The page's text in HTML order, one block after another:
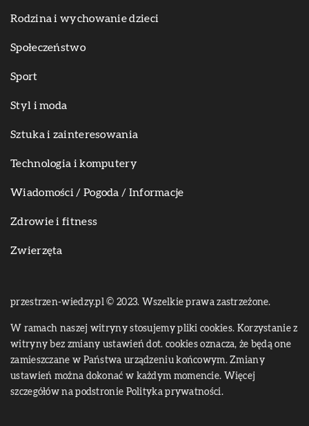
Rodzina i wychowanie dzieci
Społeczeństwo
Sport
Styl i moda
Sztuka i zainteresowania
Technologia i komputery
Wiadomości / Pogoda / Informacje
Zdrowie i fitness
Zwierzęta
przestrzen-wiedzy.pl © 2023. Wszelkie prawa zastrzeżone.
W ramach naszej witryny stosujemy pliki cookies. Korzystanie z
witryny bez zmiany ustawień dot. cookies oznacza, że będą one
zamieszczane w Państwa urządzeniu końcowym. Zmiany
ustawień można dokonać w każdym momencie. Więcej
szczegółów na podstronie Polityka prywatności.